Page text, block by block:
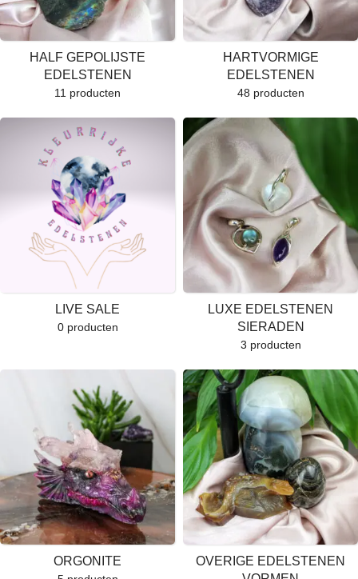
HALF GEPOLIJSTE
EDELSTENEN
11 producten
HARTVORMIGE
EDELSTENEN
48 producten
LIVE SALE
0 producten
LUXE EDELSTENEN
SIERADEN
3 producten
ORGONITE
OVERIGE EDELSTENEN